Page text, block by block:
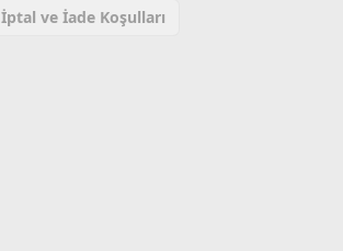
İptal ve İade Koşulları